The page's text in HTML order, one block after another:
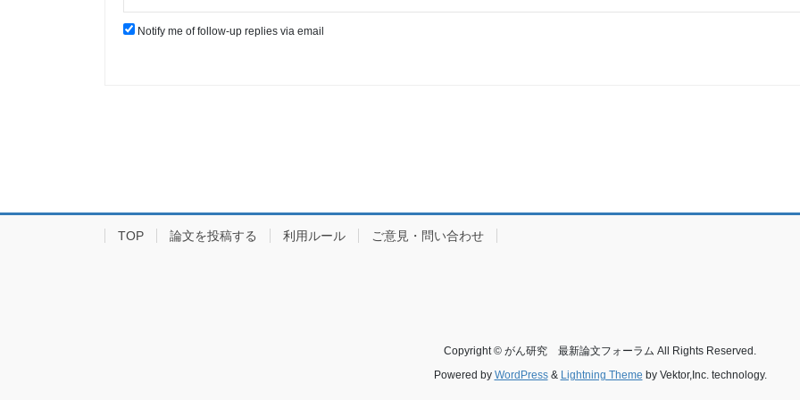
Notify me of follow-up replies via email
TOP 論文を投稿する 利用ルール ご意見・問い合わせ
Copyright © がん研究 最新論文フォーラム All Rights Reserved.
Powered by WordPress& Lightning Theme by Vektor,Inc. technology.